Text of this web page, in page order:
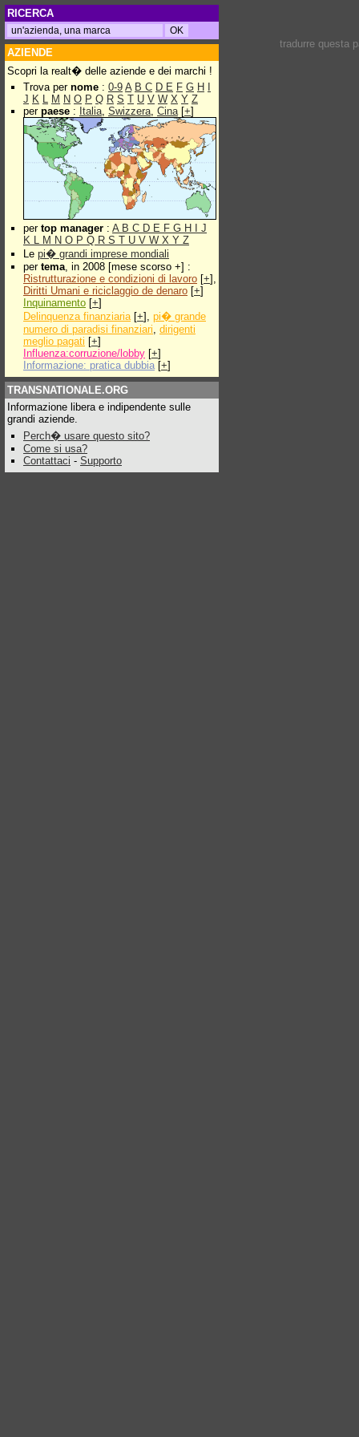
RICERCA
AZIENDE
Scopri la realt� delle aziende e dei marchi !
Trova per nome : 0-9 A B C D E F G H
J K L M N O P Q R S T U V W X Y Z
per paese : Italia, Swizzera, Cina[+]
per top manager : A B C D E F G H
J
K L M N O P Q R S T U V W X Y Z
Le pi� grandi imprese mondiali
per tema, in 2008 [mese scorso +] :
Ristrutturazione e condizioni di lavoro [+],
Diritti Umani e riciclaggio de denaro [+]
Inquinamento [+]
Delinquenza finanziaria[+], pi� grande
numero di paradisi finanziari, dirigenti
meglio pagati [+]
Influenza:corruzione/lobby [+]
Informazione: pratica dubbia [+]
TRANSNATIONALE.ORG
Informazione libera e indipendente sulle
grandi aziende.
Perch� usare questo sito?
Come si usa?
Contattaci - Supporto
tradurre questa